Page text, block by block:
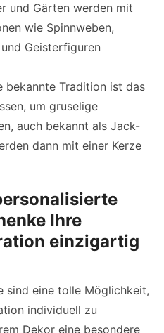
und Gärten werden mit
wie Spinnweben,
Geisterfiguren
bekannte Tradition ist das
um gruselige
auch bekannt als Jack-
dann mit einer Kerze
Ihre
einzigartig
sind eine tolle Möglichkeit,
individuell zu
Dekor eine besondere